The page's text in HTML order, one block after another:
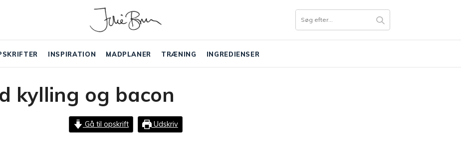
INSPIRATION MADPLANER TRÆNING INGREDIENSER
kylling og bacon
Gå til opskrift Udskriv